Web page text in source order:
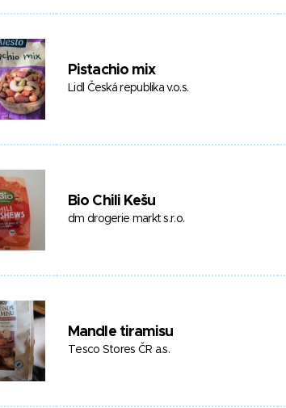
Pistachio mix
Lidl Česká republika v.o.s.
Bio Chili Kešu
dm drogerie markt s.r.o.
Mandle tiramisu
Tesco Stores ČR a.s.